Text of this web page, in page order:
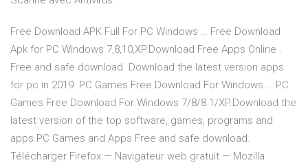
Free Download APK Full For PC Windows … Free Download
Apk for PC Windows 7,8,10,XP.Download Free Apps Online .
Free and safe download. Download the latest version apps
for pc in 2019. PC Games Free Download For Windows … PC
Games Free Download For Windows 7/8/8.1/XP.Download the
latest version of the top software, games, programs and
apps.PC Games and Apps Free and safe download.
Télécharger Firefox — Navigateur web gratuit — Mozilla